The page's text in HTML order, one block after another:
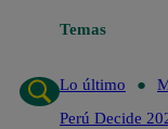
Temas
Lo último
Perú Decide